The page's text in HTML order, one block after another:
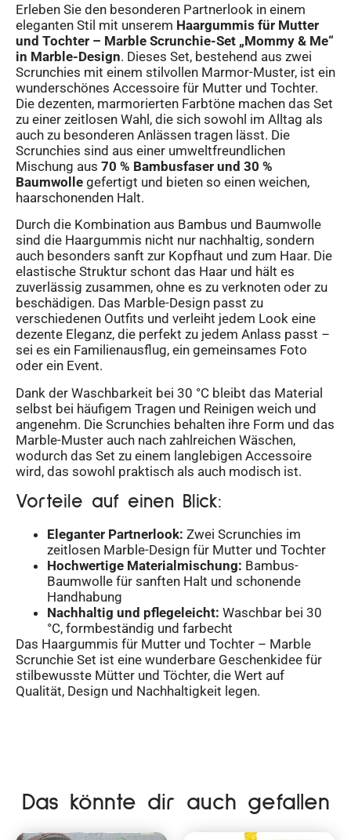
Erleben Sie den besonderen Partnerlook in einem
eleganten Stil mit unserem Haargummis für Mutter
und Tochter – Marble Scrunchie-Set „Mommy & Me“
in Marble-Design. Dieses Set, bestehend aus zwei
Scrunchies mit einem stilvollen Marmor-Muster, ist ein
wunderschönes Accessoire für Mutter und Tochter.
Die dezenten, marmorierten Farbtöne machen das Set
zu einer zeitlosen Wahl, die sich sowohl im Alltag als
auch zu besonderen Anlässen tragen lässt. Die
Scrunchies sind aus einer umweltfreundlichen
Mischung aus 70 % Bambusfaser und 30 %
Baumwolle gefertigt und bieten so einen weichen,
haarschonenden Halt.
Durch die Kombination aus Bambus und Baumwolle
sind die Haargummis nicht nur nachhaltig, sondern
auch besonders sanft zur Kopfhaut und zum Haar. Die
elastische Struktur schont das Haar und hält es
zuverlässig zusammen, ohne es zu verknoten oder zu
beschädigen. Das Marble-Design passt zu
verschiedenen Outfits und verleiht jedem Look eine
dezente Eleganz, die perfekt zu jedem Anlass passt –
sei es ein Familienausflug, ein gemeinsames Foto
oder ein Event.
Dank der Waschbarkeit bei 30 °C bleibt das Material
selbst bei häufigem Tragen und Reinigen weich und
angenehm. Die Scrunchies behalten ihre Form und das
Marble-Muster auch nach zahlreichen Wäschen,
wodurch das Set zu einem langlebigen Accessoire
wird, das sowohl praktisch als auch modisch ist.
Vorteile auf einen Blick:
Eleganter Partnerlook: Zwei Scrunchies im
zeitlosen Marble-Design für Mutter und Tochter
Hochwertige Materialmischung: Bambus-
Baumwolle für sanften Halt und schonende
Handhabung
Nachhaltig und pflegeleicht: Waschbar bei 30
°C, formbeständig und farbecht
Das Haargummis für Mutter und Tochter – Marble
Scrunchie Set ist eine wunderbare Geschenkidee für
stilbewusste Mütter und Töchter, die Wert auf
Qualität, Design und Nachhaltigkeit legen.
Das könnte dir auch gefallen